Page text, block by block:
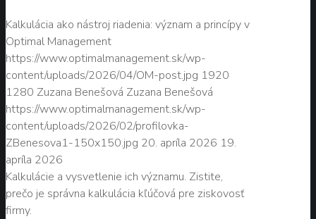
Kalkulácia ako nástroj riadenia: význam a princípy v
Optimal Management
https://www.optimalmanagement.sk/wp-
content/uploads/2026/04/OM-post.jpg 1920
1280 Zuzana Benešová Zuzana Benešová
https://www.optimalmanagement.sk/wp-
content/uploads/2026/02/profilovka-
ZBenesova1-150x150.jpg 20. apríla 2026 19.
apríla 2026
Kalkulácie a vysvetlenie ich významu. Zistite,
prečo je správna kalkulácia kľúčová pre ziskovosť
firmy.